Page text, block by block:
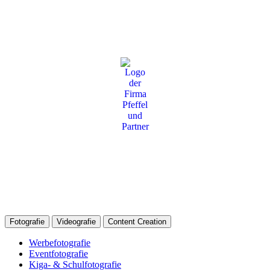
Fotografie Videografie Content Creation
Werbefotografie
Eventfotografie
Kiga- & Schulfotografie